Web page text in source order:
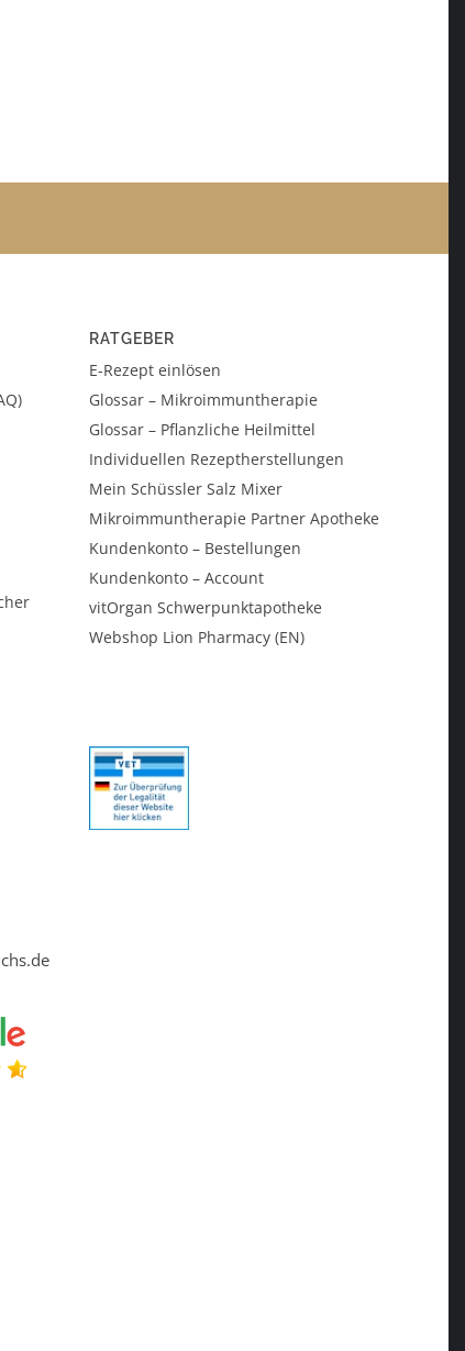
RATGEBER
E-Rezept einlösen
Glossar – Mikroimmuntherapie
Glossar – Pflanzliche Heilmittel
Individuellen Rezeptherstellungen
Mein Schüssler Salz Mixer
Mikroimmuntherapie Partner Apotheke
Kundenkonto – Bestellungen
Kundenkonto – Account
vitOrgan Schwerpunktapotheke
Webshop Lion Pharmacy (EN)